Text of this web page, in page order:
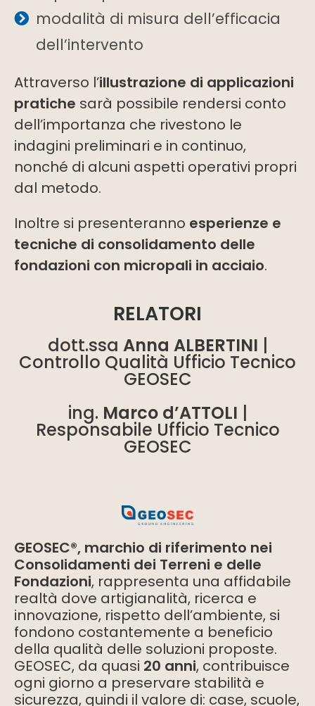
modalità di misura dell’efficacia
dell’intervento
Attraverso l’illustrazione di applicazioni
pratiche sarà possibile rendersi conto
dell’importanza che rivestono le
indagini preliminari e in continuo,
nonché di alcuni aspetti operativi propri
dal metodo.
Inoltre si presenteranno esperienze e
tecniche di consolidamento delle
fondazioni con micropali in acciaio.
RELATORI
dott.ssa Anna ALBERTINI |
Controllo Qualità Ufficio Tecnico
GEOSEC
ing. Marco d’ATTOLI |
Responsabile Ufficio Tecnico
GEOSEC
GEOSEC®, marchio di riferimento nei
Consolidamenti dei Terreni e delle
Fondazioni, rappresenta una affidabile
realtà dove artigianalità, ricerca e
innovazione, rispetto dell’ambiente, si
fondono costantemente a beneficio
della qualità delle soluzioni proposte.
GEOSEC, da quasi 20 anni, contribuisce
ogni giorno a preservare stabilità e
sicurezza, quindi il valore di: case, scuole,